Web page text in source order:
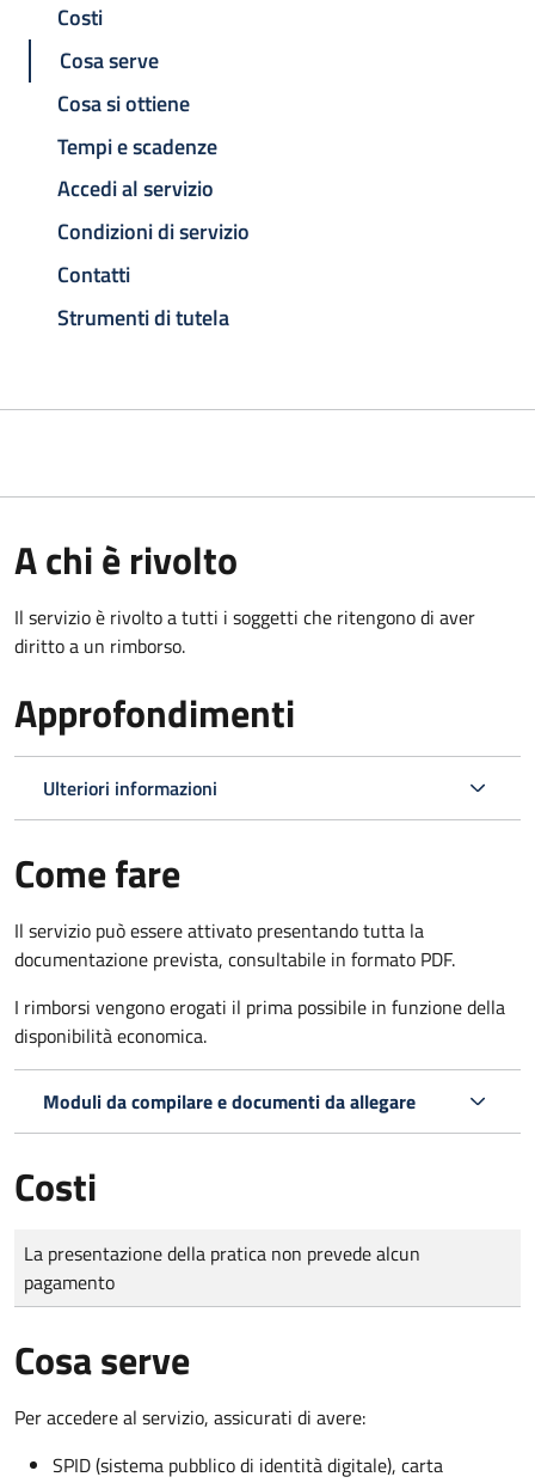
Costi
Cosa serve
Cosa si ottiene
Tempi e scadenze
Accedi al servizio
Condizioni di servizio
Contatti
Strumenti di tutela
A chi è rivolto
Il servizio è rivolto a tutti i soggetti che ritengono di aver
diritto a un rimborso.
Approfondimenti
Ulteriori informazioni
Come fare
Il servizio può essere attivato presentando tutta la
documentazione prevista, consultabile in formato PDF.
I rimborsi vengono erogati il prima possibile in funzione della
disponibilità economica.
Moduli da compilare e documenti da allegare
Costi
Tipo di pagamento
Importo
La presentazione della pratica non prevede alcun
pagamento
Cosa serve
Per accedere al servizio, assicurati di avere:
SPID (sistema pubblico di identità digitale), carta